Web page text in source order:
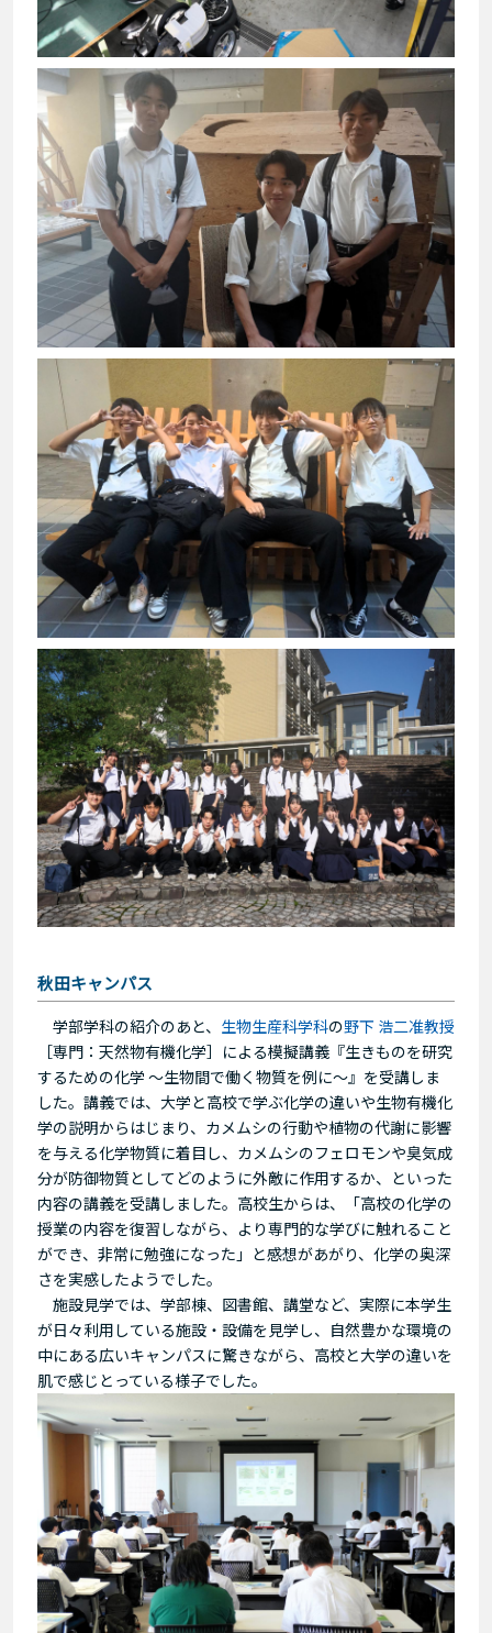
秋田キャンパス
学部学科の紹介のあと、 生物生産科学科の野下 浩二准教授
［専門：天然物有機化学］による模擬講義『生きものを研究
するための化学 ～生物間で働く物質を例に～』を受講しま
した。講義では、大学と高校で学ぶ化学の違いや生物有機化
学の説明からはじまり、カメムシの行動や植物の代謝に影響
を与える化学物質に着目し、カメムシのフェロモンや臭気成
分が防御物質としてどのように外敵に作用するか、といった
内容の講義を受講しました。高校生からは、「高校の化学の
授業の内容を復習しながら、より専門的な学びに触れること
ができ、非常に勉強になった」と感想があがり、化学の奥深
さを実感したようでした。
施設見学では、学部棟、図書館、講堂など、実際に本学生
が日々利用している施設・設備を見学し、自然豊かな環境の
中にある広いキャンパスに驚きながら、高校と大学の違いを
肌で感じとっている様子でした。